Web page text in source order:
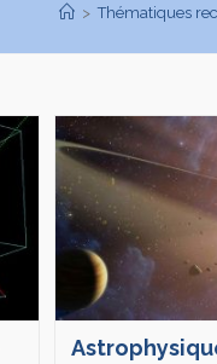
> Thématiques